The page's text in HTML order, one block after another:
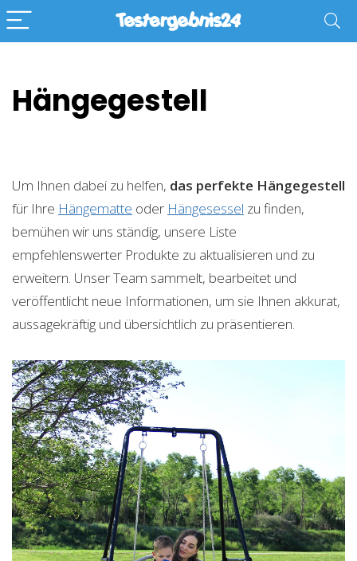
Hängegestell
Um Ihnen dabei zu helfen, das perfekte Hängegestell
für Ihre Hängematte oder Hängesessel zu finden,
bemühen wir uns ständig, unsere Liste
empfehlenswerter Produkte zu aktualisieren und zu
erweitern. Unser Team sammelt, bearbeitet und
veröffentlicht neue Informationen, um sie Ihnen akkurat,
aussagekräftig und übersichtlich zu präsentieren.